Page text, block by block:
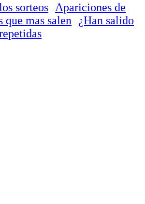
sorteos
Apariciones de
que mas salen
¿Han salido